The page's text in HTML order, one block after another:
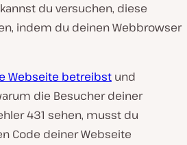
du versuchen, diese
indem du deinen Webbrowser
Webseite betreibst und
die Besucher deiner
431 sehen, musst du
Code deiner Webseite